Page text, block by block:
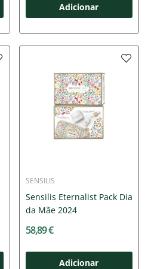
Adicionar
SENSILIS
Sensilis Eternalist Pack Dia
da Mãe 2024
58,89 €
Adicionar